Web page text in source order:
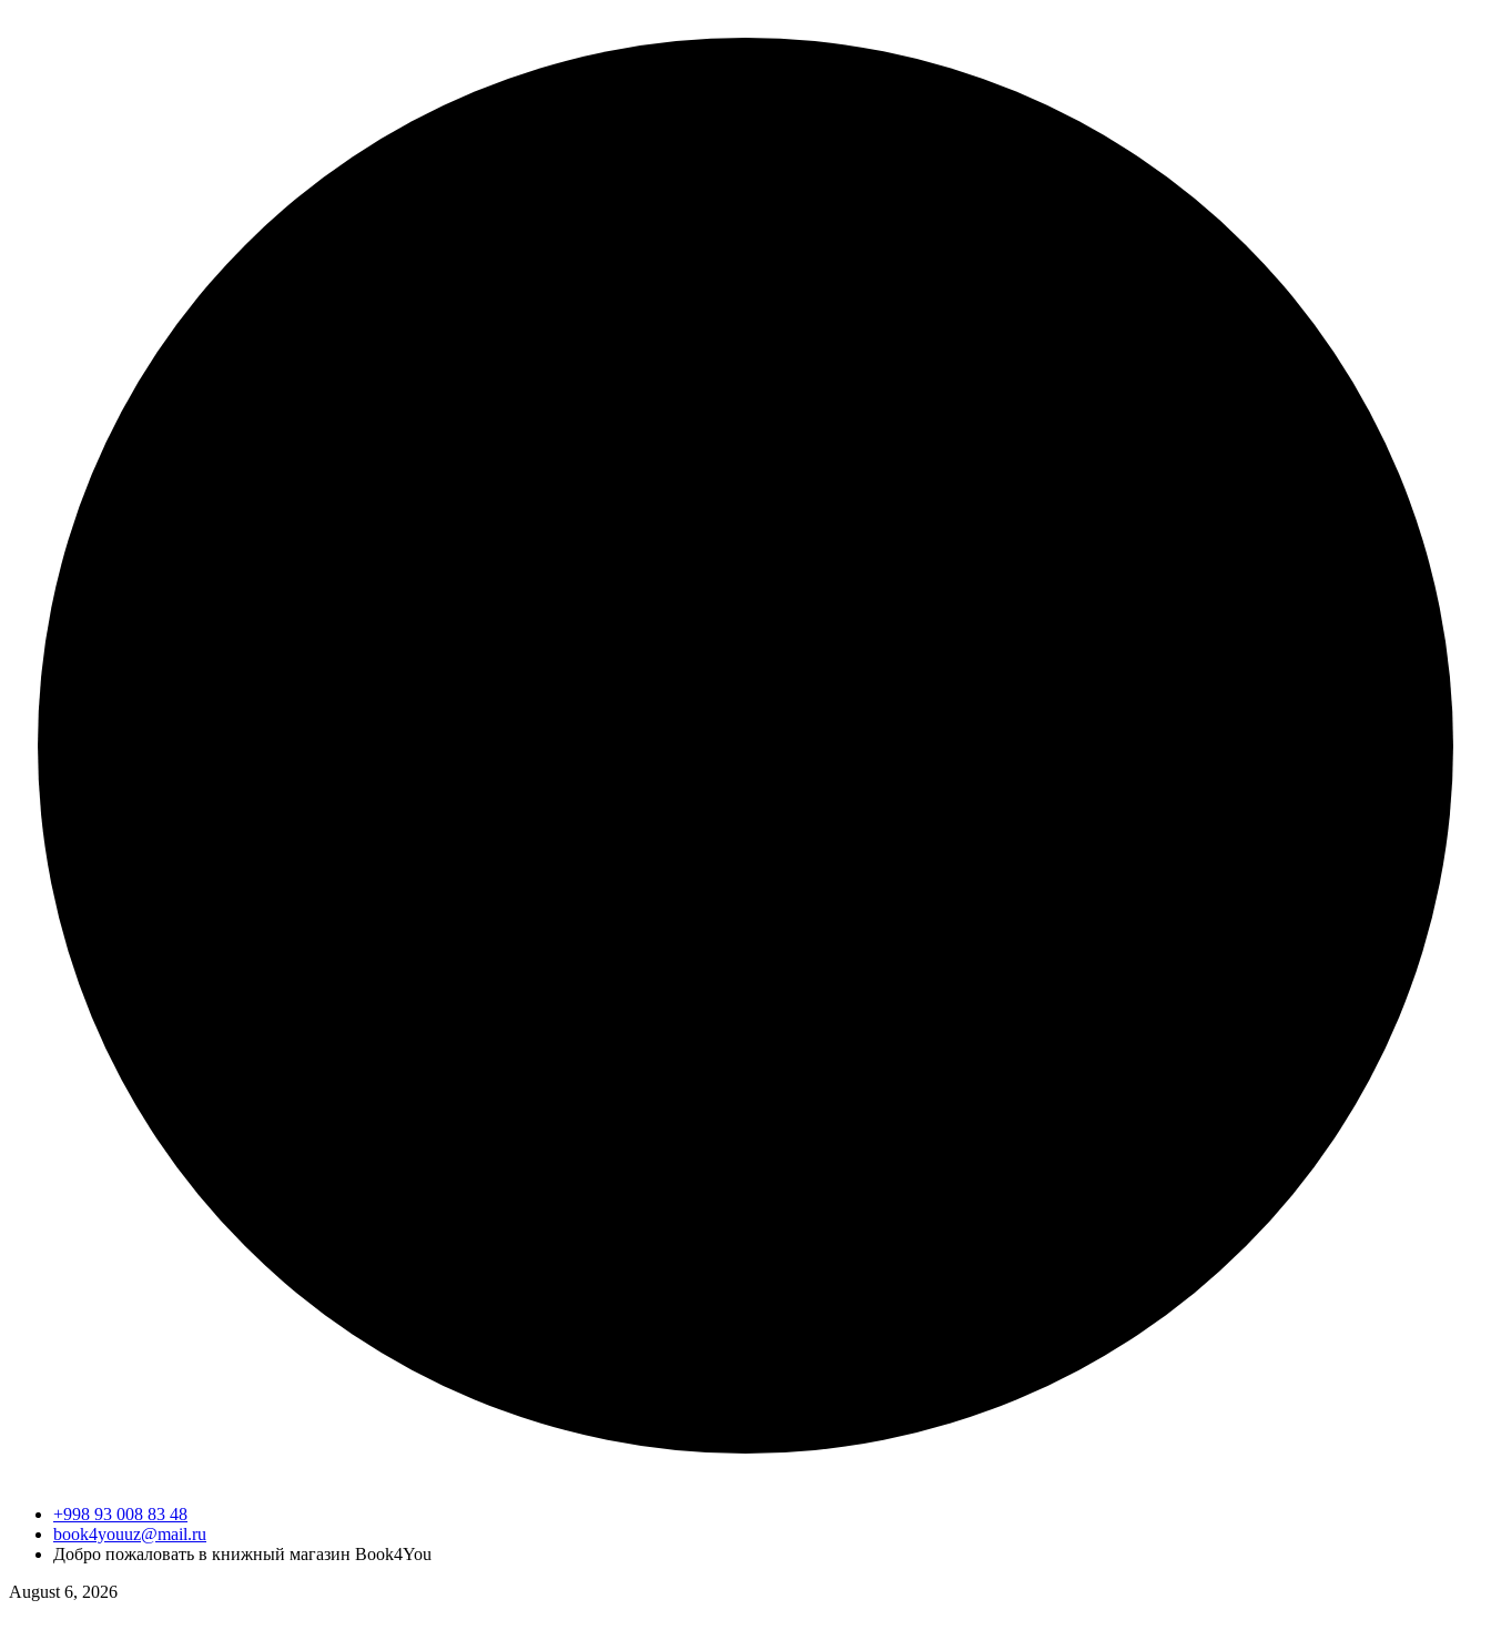
+998 93 008 83 48
book4youuz@mail.ru
Добро пожаловать в книжный магазин Book4You
August 6, 2026